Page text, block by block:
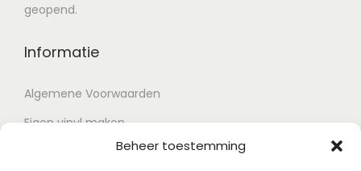
Beheer toestemming
geopend.
Informatie
Algemene Voorwaarden
Eigen vinyl maken
Retour voorwaarden